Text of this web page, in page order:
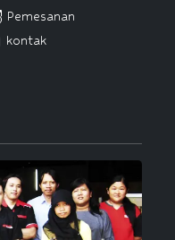
Pemesanan
kontak